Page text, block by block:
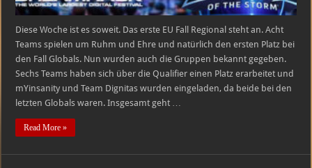
Diese Woche ist es soweit. Das erste EU Fall Regional steht an. Acht
Teams spielen um Ruhm und Ehre und natürlich den ersten Platz bei
den Fall Globals. Nun wurden auch die Gruppen bekannt gegeben.
Sechs Teams haben sich über die Qualifier einen Platz erarbeitet und
mYinsanity und Team Dignitas wurden eingeladen, da beide bei den
letzten Globals waren. Insgesamt geht …
Read More »